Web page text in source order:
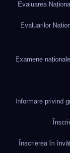
Evaluarea
Evaluarilor
Examene naționale
Informare privind
Înscrierea în